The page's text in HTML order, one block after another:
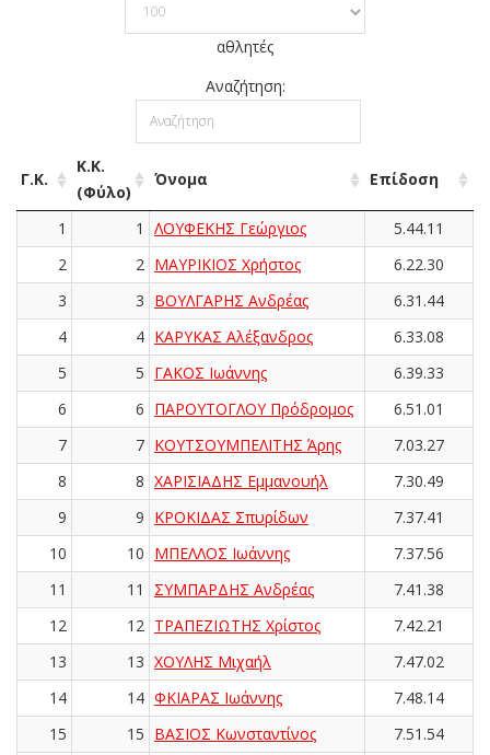
αθλητές
Αναζήτηση:
Γ.Κ.
Κ.Κ.
(Φύλο)
Όνομα Επίδοση
1 1 ΛΟΥΦΕΚΗΣ Γεώργιος
5.44.11
2
2 ΜΑΥΡΙΚΙΟΣ Χρήστος
6.22.30
3
3 ΒΟΥΛΓΑΡΗΣ Ανδρέας
6.31.44
4
4 ΚΑΡΥΚΑΣ Αλέξανδρος
6.33.08
5
5 ΓΑΚΟΣ Ιωάννης
6.39.33
6
6 ΠΑΡΟΥΤΟΓΛΟΥ Πρόδρομος
6.51.01
7
7 ΚΟΥΤΣΟΥΜΠΕΛΙΤΗΣ Άρης
7.03.27
8
8 ΧΑΡΙΣΙΑΔΗΣ Εμμανουήλ
7.30.49
9
9 ΚΡΟΚΙΔΑΣ Σπυρίδων
7.37.41
10
10 ΜΠΕΛΛΟΣ Ιωάννης
7.37.56
11
11 ΣΥΜΠΑΡΔΗΣ Ανδρέας
7.41.38
12
12 ΤΡΑΠΕΖΙΩΤΗΣ Χρίστος
7.42.21
13
13 ΧΟΥΛΗΣ Μιχαήλ
7.47.02
14
14 ΦΚΙΑΡΑΣ Ιωάννης
7.48.14
15
15 ΒΑΣΙΟΣ Κωνσταντίνος
7.51.54